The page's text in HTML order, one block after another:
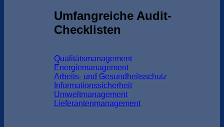
Umfangreiche Audit-
Checklisten
Qualitätsmanagement
Energiemanagement
Arbeits- und Gesundheitsschutz
Informationssicherheit
Umweltmanagement
Lieferantenmanagement